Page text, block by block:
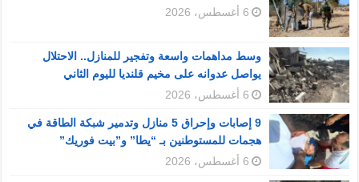
6 أغسطس، 2026
وسط مداهمات واسعة وتفجير للمنازل.. الاحتلال
يواصل عدوانه على مخيم قلنديا لليوم الثاني
6 أغسطس، 2026
9 إصابات وإحراق 5 منازل وتدمير شبكة الطاقة في
هجمات للمستوطنين بـ “يطا” و”بيت فوريك”
6 أغسطس، 2026